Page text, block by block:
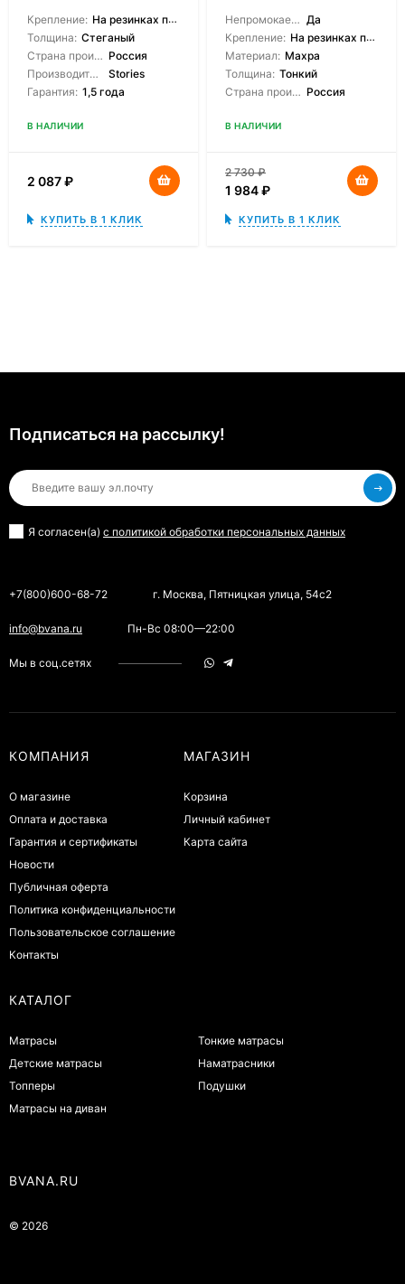
Крепление: На резинках по углам
Толщина: Стеганый
Страна производитель: Россия
Производитель:
Stories
Гарантия: 1,5 года
В НАЛИЧИИ
2 087₽
КУПИТЬ В 1 КЛИК
Непромокаемый: Да
Крепление: На резинках по углам
Материал: Махра
Толщина: Тонкий
Страна производитель: Россия
В НАЛИЧИИ
2 730₽
1 984₽
КУПИТЬ В 1 КЛИК
Подписаться на рассылкy!
Я согласен(a) с политикой обработки персональных данных
+7(800)600-68-72 г. Москва, Пятницкая улица, 54с2
info@bvana.ru Пн-Вс 08:00—22:00
Мы в соц.сетях
КОМПАНИЯ
О магазине
Оплата и доставка
Гарантия и сертификаты
Новости
Публичная оферта
Политика конфиденциальности
Пользовательское соглашение
Контакты
МАГАЗИН
Корзина
Личный кабинет
Карта сайта
КАТАЛОГ
Матрасы
Детские матрасы
Топперы
Матрасы на диван
Тонкие матрасы
Наматрасники
Подушки
BVANA.RU
© 2026